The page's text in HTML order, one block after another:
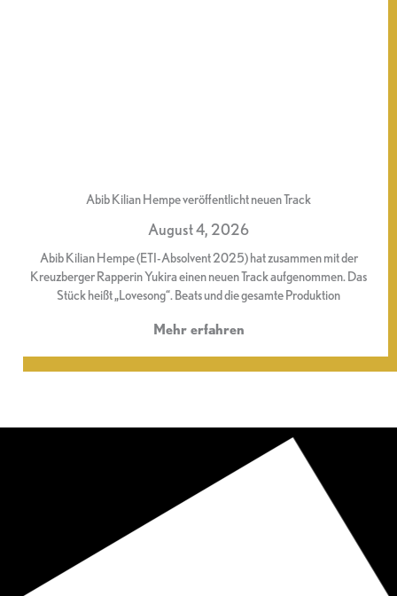
Abib Kilian Hempe veröffentlicht neuen Track
August 4, 2026
Abib Kilian Hempe (ETI-Absolvent 2025) hat zusammen mit der
Kreuzberger Rapperin Yukira einen neuen Track aufgenommen. Das
Stück heißt „Lovesong“. Beats und die gesamte Produktion
Mehr erfahren